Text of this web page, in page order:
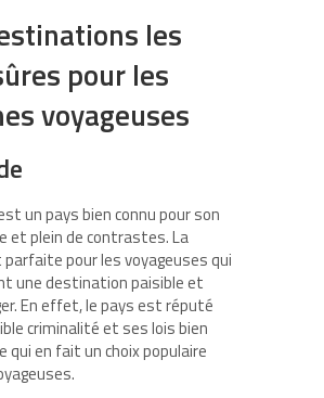
les
pour les
voyageuses
un pays bien connu pour son
et plein de contrastes. La
pour les voyageuses qui
une destination paisible et
En effet, le pays est réputé
criminalité et ses lois bien
qui en fait un choix populaire